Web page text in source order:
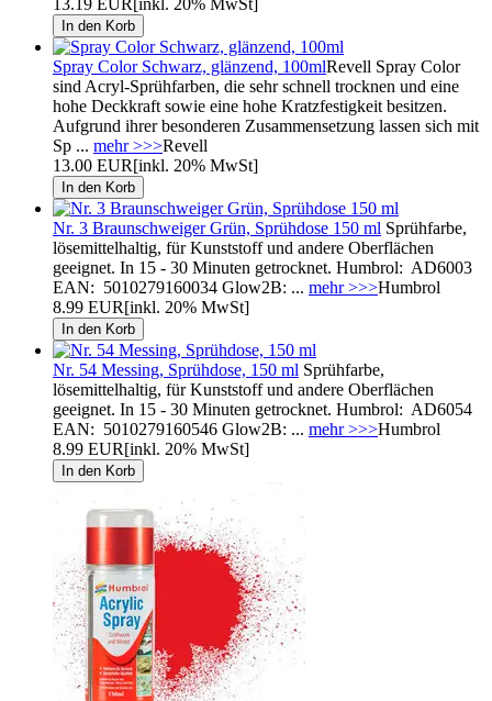
Spray Color Schwarz, glänzend, 100mlRevell Spray Color
sind Acryl-Sprühfarben, die sehr schnell trocknen und eine
hohe Deckkraft sowie eine hohe Kratzfestigkeit besitzen.
Aufgrund ihrer besonderen Zusammensetzung lassen sich mit
Sp ... mehr >>>Revell
13.00 EUR[inkl. 20% MwSt]
Nr. 3 Braunschweiger Grün, Sprühdose 150 ml Sprühfarbe,
lösemittelhaltig, für Kunststoff und andere Oberflächen
geeignet. In 15 - 30 Minuten getrocknet. Humbrol: AD6003
EAN: 5010279160034 Glow2B: ... mehr >>>Humbrol
8.99 EUR[inkl. 20% MwSt]
Nr. 54 Messing, Sprühdose, 150 ml Sprühfarbe,
lösemittelhaltig, für Kunststoff und andere Oberflächen
geeignet. In 15 - 30 Minuten getrocknet. Humbrol: AD6054
EAN: 5010279160546 Glow2B: ... mehr >>>Humbrol
8.99 EUR[inkl. 20% MwSt]